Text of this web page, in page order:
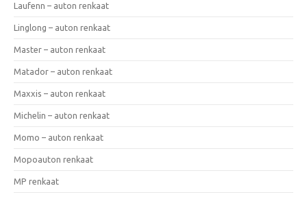
Laufenn – auton renkaat
Linglong – auton renkaat
Master – auton renkaat
Matador – auton renkaat
Maxxis – auton renkaat
Michelin – auton renkaat
Momo – auton renkaat
Mopoauton renkaat
MP renkaat